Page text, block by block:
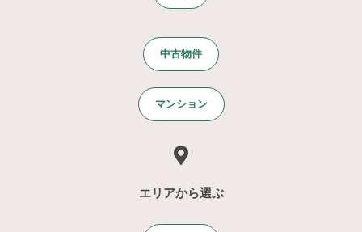
中古物件
マンション
エリアから選ぶ